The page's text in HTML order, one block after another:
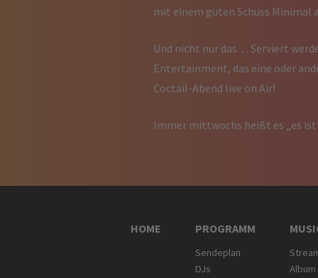
mit einem guten Schuss Minimal
Und nicht nur das… Serviert
Entertainment, das eine oder
Coctail-Abend live on Air!
Immer mittwochs heißt es „es
HOME PROGRAMM
Sendeplan
DJs